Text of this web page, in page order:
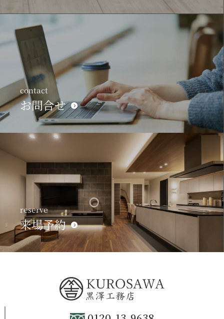
contact
お問合せ
reserve
来場予約